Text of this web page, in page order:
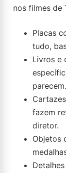
nos filmes de
Placas
tudo,
Livros e
parecem.
fazem
diretor.
Objetos